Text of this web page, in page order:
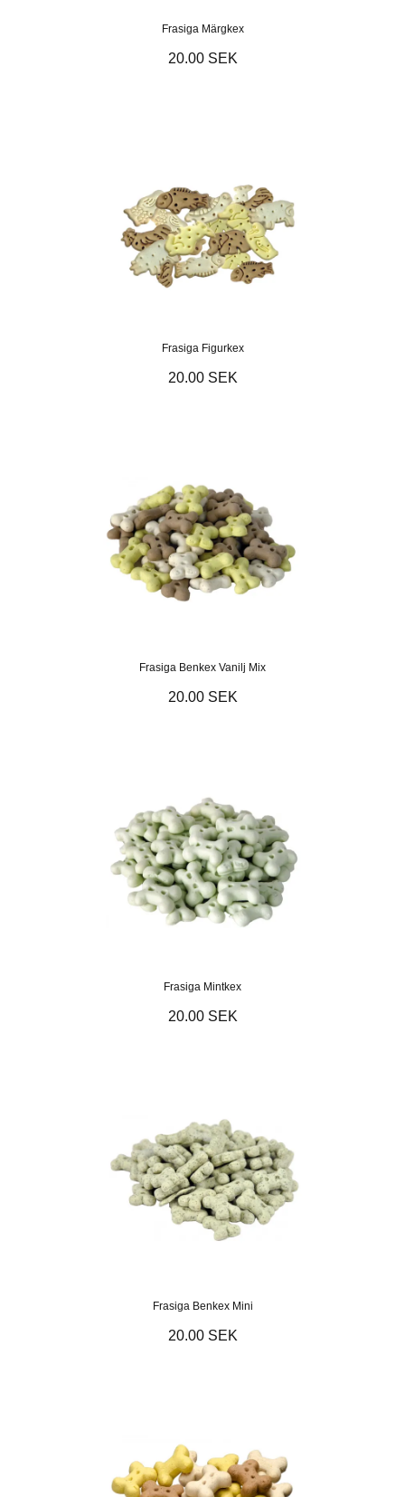
Frasiga Märgkex
20.00 SEK
Frasiga Figurkex
20.00 SEK
Frasiga Benkex Vanilj Mix
20.00 SEK
Frasiga Mintkex
20.00 SEK
Frasiga Benkex Mini
20.00 SEK